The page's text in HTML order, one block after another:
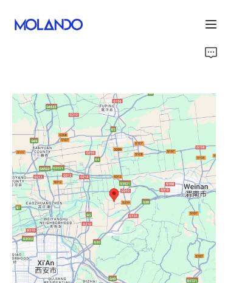
उत्पाद
धन्यवाद
समाधान
About Us
हमारे बारे में